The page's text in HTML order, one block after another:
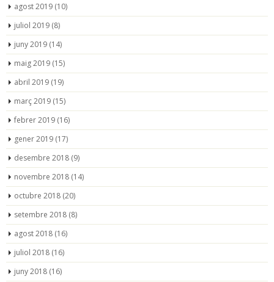
agost 2019 (10)
juliol 2019 (8)
juny 2019 (14)
maig 2019 (15)
abril 2019 (19)
març 2019 (15)
febrer 2019 (16)
gener 2019 (17)
desembre 2018 (9)
novembre 2018 (14)
octubre 2018 (20)
setembre 2018 (8)
agost 2018 (16)
juliol 2018 (16)
juny 2018 (16)